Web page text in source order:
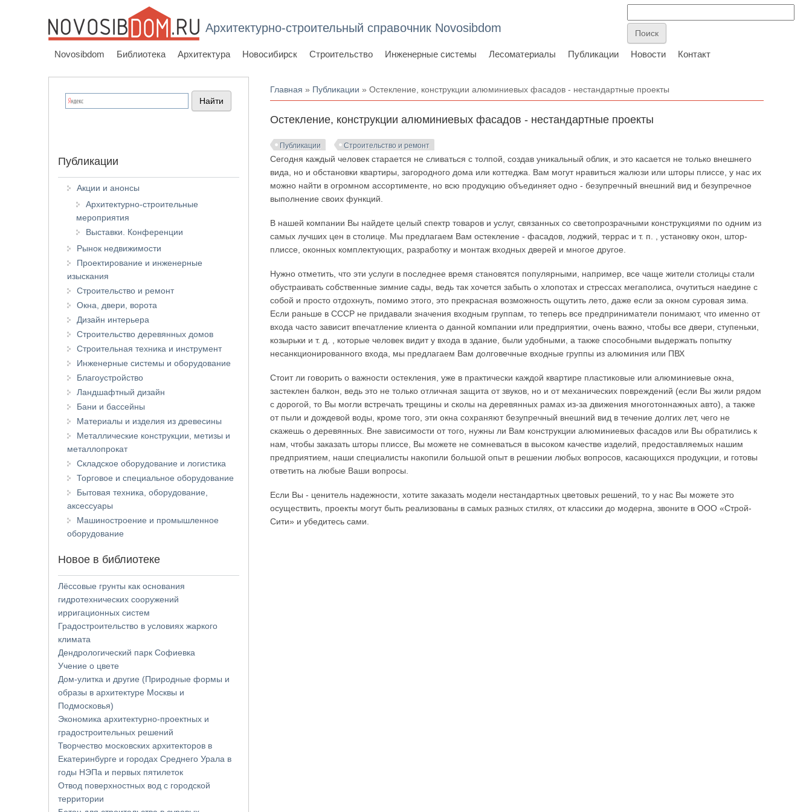
Архитектурно-строительный справочник Novosibdom
Novosibdom Библиотека Архитектура Новосибирск Строительство Инженерные системы Лесоматериалы Публикации Новости Контакт
Вы здесь
Главная » Публикации » Остекление, конструкции алюминиевых фасадов - нестандартные проекты
Остекление, конструкции алюминиевых фасадов - нестандартные проекты
Публикации Строительство и ремонт
Сегодня каждый человек старается не сливаться с толпой, создав уникальный облик, и это касается не только внешнего
вида, но и обстановки квартиры, загородного дома или коттеджа. Вам могут нравиться жалюзи или шторы плиссе, у нас их
можно найти в огромном ассортименте, но всю продукцию объединяет одно - безупречный внешний вид и безупречное
выполнение своих функций.
В нашей компании Вы найдете целый спектр товаров и услуг, связанных со светопрозрачными конструкциями по одним из
самых лучших цен в столице. Мы предлагаем Вам остекление - фасадов, лоджий, террас и т. п. , установку окон, штор-
плиссе, оконных комплектующих, разработку и монтаж входных дверей и многое другое.
Нужно отметить, что эти услуги в последнее время становятся популярными, например, все чаще жители столицы стали
обустраивать собственные зимние сады, ведь так хочется забыть о хлопотах и стрессах мегаполиса, очутиться наедине с
собой и просто отдохнуть, помимо этого, это прекрасная возможность ощутить лето, даже если за окном суровая зима.
Если раньше в СССР не придавали значения входным группам, то теперь все предприниматели понимают, что именно от
входа часто зависит впечатление клиента о данной компании или предприятии, очень важно, чтобы все двери, ступеньки,
козырьки и т. д. , которые человек видит у входа в здание, были удобными, а также способными выдержать попытку
несанкционированного входа, мы предлагаем Вам долговечные входные группы из алюминия или ПВХ
Стоит ли говорить о важности остекления, уже в практически каждой квартире пластиковые или алюминиевые окна,
застеклен балкон, ведь это не только отличная защита от звуков, но и от механических повреждений (если Вы жили рядом
с дорогой, то Вы могли встречать трещины и сколы на деревянных рамах из-за движения многотоннажных авто), а также
от пыли и дождевой воды, кроме того, эти окна сохраняют безупречный внешний вид в течение долгих лет, чего не
скажешь о деревянных. Вне зависимости от того, нужны ли Вам конструкции алюминиевых фасадов или Вы обратились к
нам, чтобы заказать шторы плиссе, Вы можете не сомневаться в высоком качестве изделий, предоставляемых нашим
предприятием, наши специалисты накопили большой опыт в решении любых вопросов, касающихся продукции, и готовы
ответить на любые Ваши вопросы.
Если Вы - ценитель надежности, хотите заказать модели нестандартных цветовых решений, то у нас Вы можете это
осуществить, проекты могут быть реализованы в самых разных стилях, от классики до модерна, звоните в ООО «Строй-
Сити» и убедитесь сами.
Публикации
Акции и анонсы
Архитектурно-строительные
мероприятия
Выставки. Конференции
Рынок недвижимости
Проектирование и инженерные
изыскания
Строительство и ремонт
Окна, двери, ворота
Дизайн интерьера
Строительство деревянных домов
Строительная техника и инструмент
Инженерные системы и оборудование
Благоустройство
Ландшафтный дизайн
Бани и бассейны
Материалы и изделия из древесины
Металлические конструкции, метизы и
металлопрокат
Складское оборудование и логистика
Торговое и специальное оборудование
Бытовая техника, оборудование,
аксессуары
Машиностроение и промышленное
оборудование
Новое в библиотеке
Лёссовые грунты как основания
гидротехнических сооружений
ирригационных систем
Градостроительство в условиях жаркого
климата
Дендрологический парк Софиевка
Учение о цвете
Дом-улитка и другие (Природные формы и
образы в архитектуре Москвы и
Подмосковья)
Экономика архитектурно-проектных и
градостроительных решений
Творчество московских архитекторов в
Екатеринбурге и городах Среднего Урала в
годы НЭПа и первых пятилеток
Отвод поверхностных вод с городской
территории